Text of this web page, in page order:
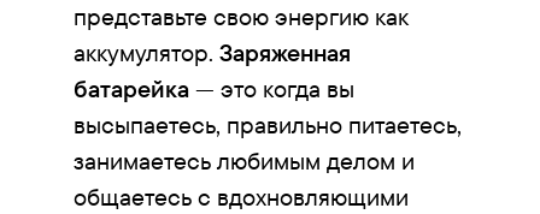
представьте свою энергию как
аккумулятор. Заряженная
батарейка— это когда вы
высыпаетесь, правильно питаетесь,
занимаетесь любимым делом и
общаетесь с вдохновляющими